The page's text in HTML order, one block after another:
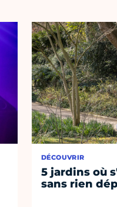
DÉCOUVRIR
5 jardins où
sans rien